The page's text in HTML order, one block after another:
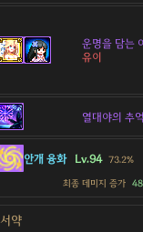
운명을 담는
유이
열대야의 추억
안개 융화 Lv.94 73.2%
최종 데미지 증가
서약